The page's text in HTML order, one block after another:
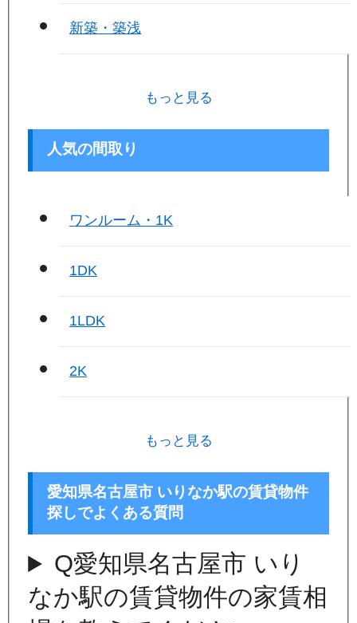
新築・築浅
もっと見る
人気の間取り
ワンルーム・1K
1DK
1LDK
2K
もっと見る
愛知県名古屋市 いりなか駅の賃貸物件
探しでよくある質問
Q愛知県名古屋市 いり
なか駅の賃貸物件の家賃相